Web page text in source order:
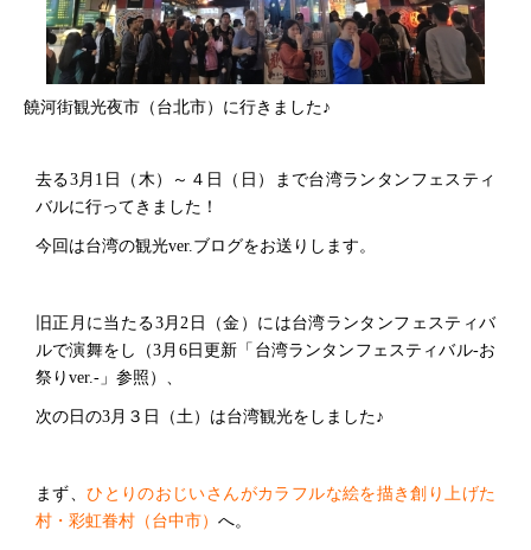
饒河街観光夜市（台北市）に行きました♪
去る3月1日（木）～４日（日）まで台湾ランタンフェスティ
バルに行ってきました！
今回は台湾の観光ver.ブログをお送りします。
旧正月に当たる3月2日（金）には台湾ランタンフェスティバ
ルで演舞をし（3月6日更新「台湾ランタンフェスティバル-お
祭りver.-」参照）、
次の日の3月３日（土）は台湾観光をしました♪
まず、ひとりのおじいさんがカラフルな絵を描き創り上げた
村・彩虹眷村（台中市） へ。